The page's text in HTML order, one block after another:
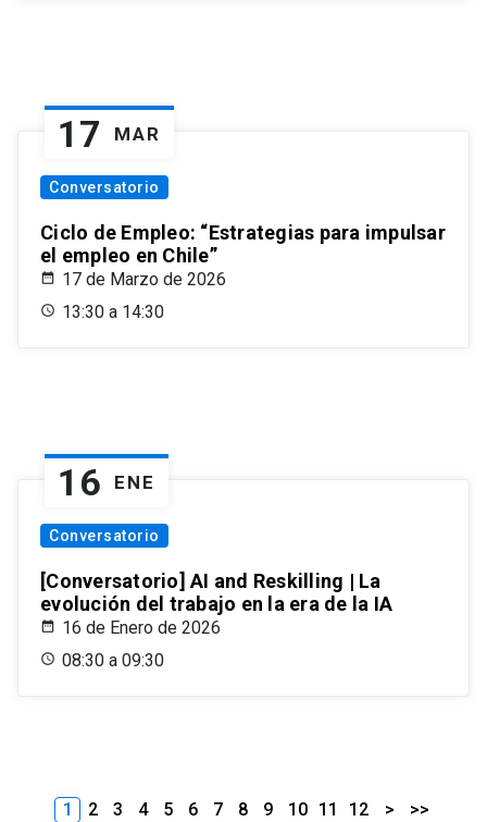
17 MAR
Conversatorio
Ciclo de Empleo: “Estrategias para impulsar
el empleo en Chile”
17 de Marzo de 2026
13:30 a 14:30
16 ENE
Conversatorio
[Conversatorio] AI and Reskilling | La
evolución del trabajo en la era de la IA
16 de Enero de 2026
08:30 a 09:30
1 2 3 4 5 6 7 8 9 10 11 12 > >>